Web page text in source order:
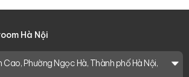
Hà Nội
Phường Ngọc Hà, Thành phố Hà Nội,